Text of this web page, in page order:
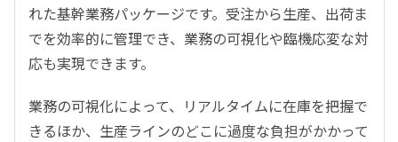
れた基幹業務パッケージです。受注から生産、出荷ま
でを効率的に管理でき、業務の可視化や臨機応変な対
応も実現できます。
業務の可視化によって、リアルタイムに在庫を把握で
きるほか、生産ラインのどこに過度な負担がかかって